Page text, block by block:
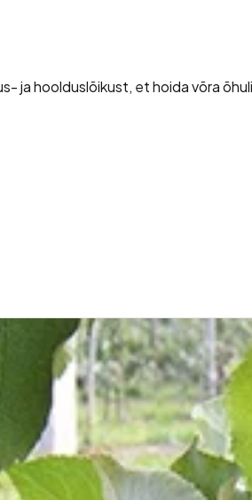
ja hoolduslõikust, et hoida võra